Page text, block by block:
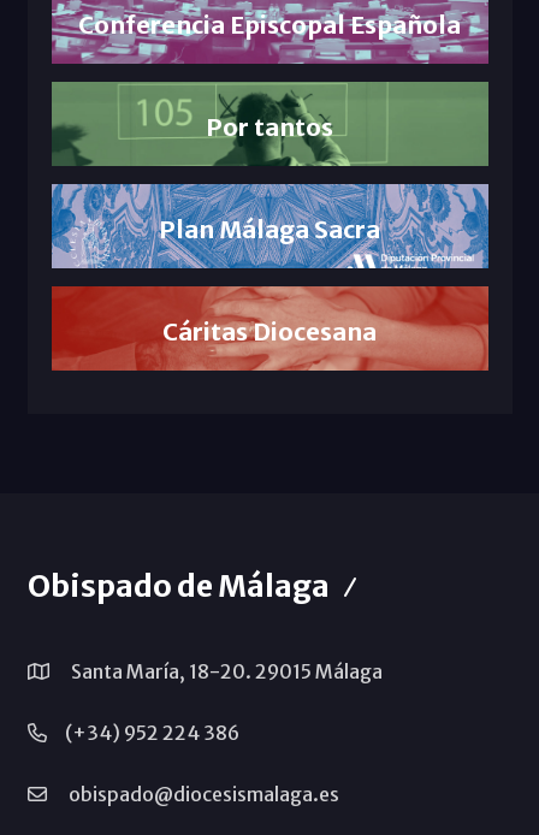
Conferencia Episcopal Española
Por tantos
Plan Málaga Sacra
Cáritas Diocesana
Obispado de Málaga
Santa María, 18-20. 29015 Málaga
(+34) 952 224 386
obispado@diocesismalaga.es